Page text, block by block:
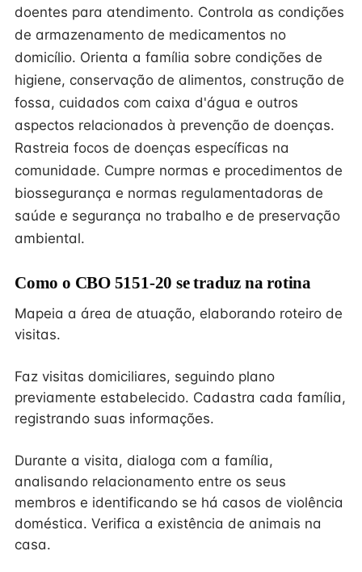
doentes para atendimento. Controla as condições
de armazenamento de medicamentos no
domicílio. Orienta a família sobre condições de
higiene, conservação de alimentos, construção de
fossa, cuidados com caixa d'água e outros
aspectos relacionados à prevenção de doenças.
Rastreia focos de doenças específicas na
comunidade. Cumpre normas e procedimentos de
biossegurança e normas regulamentadoras de
saúde e segurança no trabalho e de preservação
ambiental.
Como o CBO 5151-20 se traduz na rotina
Mapeia a área de atuação, elaborando roteiro de
visitas.
Faz visitas domiciliares, seguindo plano
previamente estabelecido. Cadastra cada família,
registrando suas informações.
Durante a visita, dialoga com a família,
analisando relacionamento entre os seus
membros e identificando se há casos de violência
doméstica. Verifica a existência de animais na
casa.